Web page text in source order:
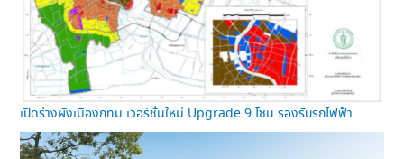
เปิดร่างผังเมืองกทม.เวอร์ชั่นใหม่ Upgrade 9 โซน รองรับรถไฟฟ้า